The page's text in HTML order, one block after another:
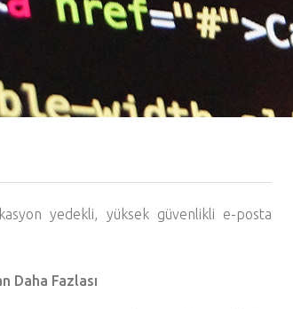
yedekli, yüksek güvenlikli e-posta
Daha Fazlası